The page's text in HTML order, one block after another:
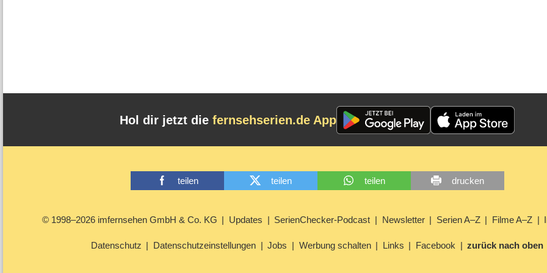
Hol dir jetzt die fernsehserien.de App
teilen teilen teilen drucken
© 1998–2026 imfernsehen GmbH & Co. KG Updates SerienChecker-Podcast Newsletter Serien A–Z Filme A–Z
Datenschutz Datenschutzeinstellungen Jobs Werbung schalten Links Facebook zurück nach oben